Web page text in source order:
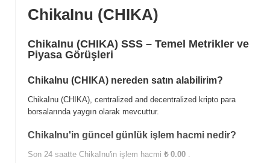
ChikaInu (CHIKA)
ChikaInu (CHIKA) SSS – Temel Metrikler ve
Piyasa Görüşleri
ChikaInu (CHIKA) nereden satın alabilirim?
ChikaInu (CHIKA), centralized and decentralized kripto para
borsalarında yaygın olarak mevcuttur.
ChikaInu'in güncel günlük işlem hacmi nedir?
Son 24 saatte ChikaInu'in işlem hacmi ₺ 0.00 .